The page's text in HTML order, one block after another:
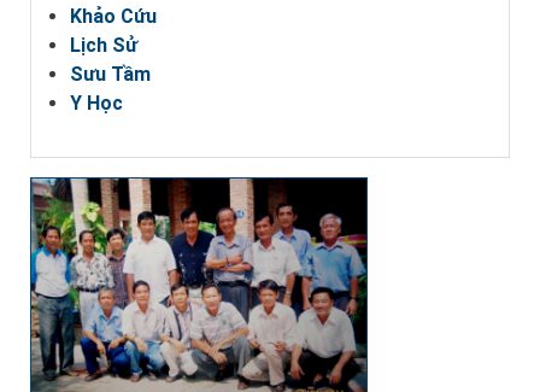
Khảo Cứu
Lịch Sử
Sưu Tầm
Y Học